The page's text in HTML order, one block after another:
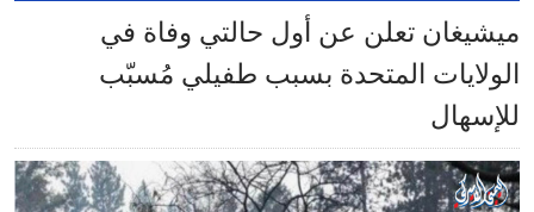
ميشيغان تعلن عن أول حالتي وفاة في
الولايات المتحدة بسبب طفيلي مُسبّب
للإسهال